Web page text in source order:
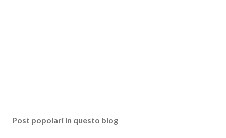
Post popolari in questo blog